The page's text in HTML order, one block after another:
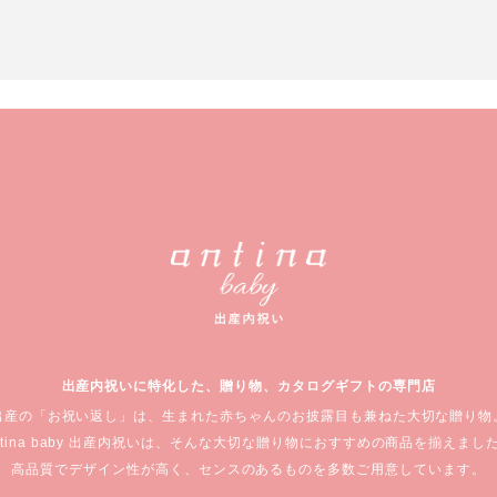
出産内祝いに特化した、
贈り物、カタログギフトの専門店
産の「お祝い返し」は、生まれた赤ちゃんのお披露目も兼ねた大切な贈り物
baby 出産内祝いは、 そんな大切な贈り物におすすめの商品を揃えまし
高品質でデザイン性が高く、 センスのあるものを多数ご用意しています。